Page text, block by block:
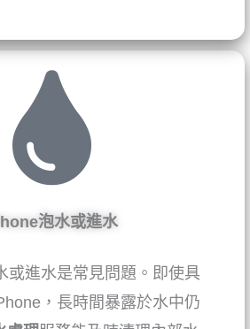
泡水或進水
或進水是常見問題。即使具
，長時間暴露於水中仍